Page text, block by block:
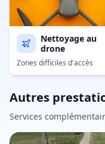
Nettoyage au
drone
Zones difficiles d'accès
Autres
Services